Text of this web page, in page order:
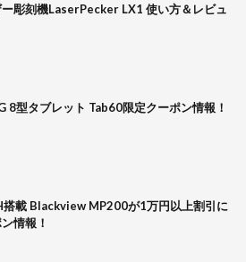
彫刻機LaserPecker LX1 使い方＆レビュ
8型タブレット Tab60限定クーポン情報！
載 Blackview MP200が1万円以上割引に
情報！